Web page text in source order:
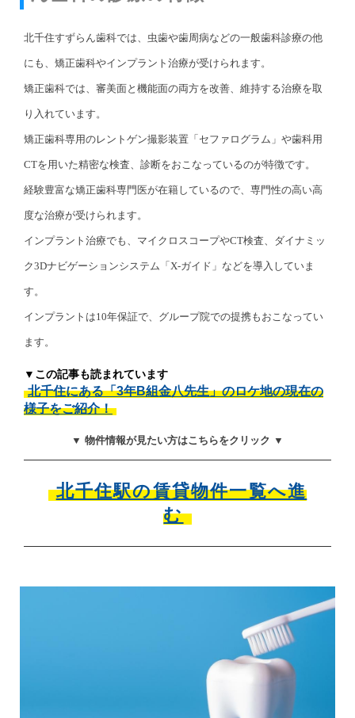
北千住すずらん歯科では、虫歯や歯周病などの一般歯科診療の他
にも、矯正歯科やインプラント治療が受けられます。
矯正歯科では、審美面と機能面の両方を改善、維持する治療を取
り入れています。
矯正歯科専用のレントゲン撮影装置「セファログラム」や歯科用
CTを用いた精密な検査、診断をおこなっているのが特徴です。
経験豊富な矯正歯科専門医が在籍しているので、専門性の高い高
度な治療が受けられます。
インプラント治療でも、マイクロスコープやCT検査、ダイナミッ
ク3Dナビゲーションシステム「X-ガイド」などを導入していま
す。
インプラントは10年保証で、グループ院での提携もおこなってい
ます。
▼この記事も読まれています
北千住にある「3年B組金八先生」のロケ地の現在の
様子をご紹介！
▼ 物件情報が見たい方はこちらをクリック ▼
北千住駅の賃貸物件一覧へ進
む